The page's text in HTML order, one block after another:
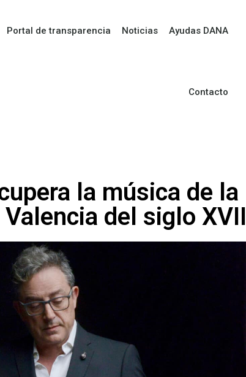
Portal de transparencia Noticias Ayudas DANA
Contacto
la música de la
del siglo XVII